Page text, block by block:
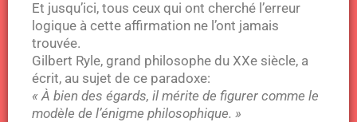
Et jusqu’ici, tous ceux qui ont cherché l’erreur
logique à cette affirmation ne l’ont jamais
trouvée.
Gilbert Ryle, grand philosophe du XXe siècle, a
écrit, au sujet de ce paradoxe:
« À bien des égards, il mérite de figurer comme le
modèle de l’énigme philosophique. »